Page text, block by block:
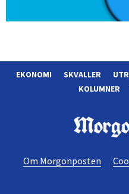
EKONOMI SKVALLER
KOLUMNER
Om Morgonposten